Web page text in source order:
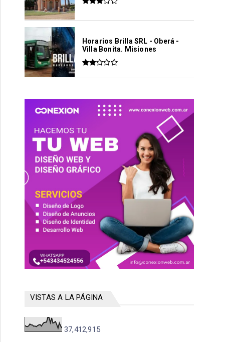
Horarios Brilla SRL - Oberá -
Villa Bonita. Misiones
VISTAS A LA PÁGINA
37,412,915